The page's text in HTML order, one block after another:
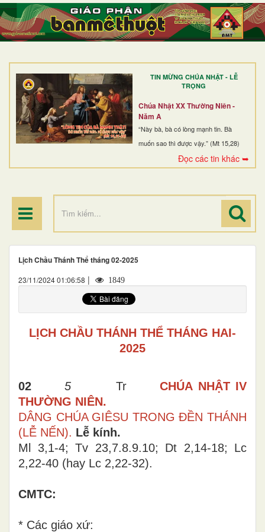
TIN MỪNG CHÚA NHẬT - LỄ
TRỌNG
Chúa Nhật XX Thường Niên -
Năm A
“Này bà, bà có lòng mạnh tin. Bà
muốn sao thì được vậy.” (Mt 15,28)
Đọc các tin khác ➥
TRANG NHẤT
GIỚI THIỆU
DÒNG TU
BAN MỤC VỤ
ĐOÀN THỂ CG
Lịch Chầu Thánh Thể tháng 02-2025
23/11/2024 01:06:58 | 1849
LỊCH CHẦU THÁNH THỂ THÁNG HAI-
2025
02 5 TrCHÚA NHẬT IV
THƯỜNG NIÊN.
DÂNG CHÚA GIÊSU TRONG ĐỀN THÁNH
(LỄ NẾN). Lễ kính.
Ml 3,1-4; Tv 23,7.8.9.10; Dt 2,14-18; Lc
2,22-40 (hay Lc 2,22-32).
CMTC:
* Các giáo xứ: